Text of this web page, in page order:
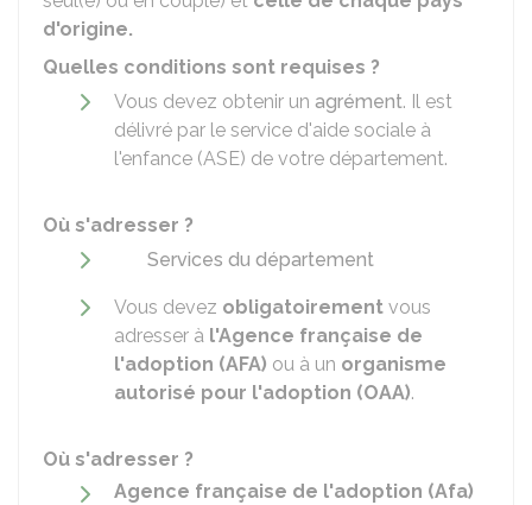
d'origine.
Quelles conditions sont requises ?
Vous devez obtenir un agrément. Il est
délivré par le service d'aide sociale à
l'enfance (ASE) de votre département.
Où s'adresser ?
Services du département
Vous devez obligatoirement vous
adresser à l'Agence française de
l'adoption (AFA) ou à un organisme
autorisé pour l'adoption (OAA).
Où s'adresser ?
Agence française de l'adoption (Afa)